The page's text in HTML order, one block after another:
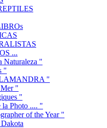
...
Naturaleza "
"
"
"
"
la Photo .... "
of the Year "